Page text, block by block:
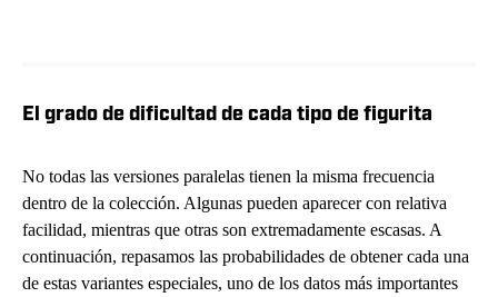
El grado de dificultad de cada tipo de figurita
No todas las versiones paralelas tienen la misma frecuencia
dentro de la colección. Algunas pueden aparecer con relativa
facilidad, mientras que otras son extremadamente escasas. A
continuación, repasamos las probabilidades de obtener cada una
de estas variantes especiales, uno de los datos más importantes